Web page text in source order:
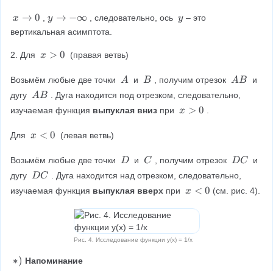
n
ft
y
a
r
o
-
i
n
y
a
r
o
0
x
\
g
t
r
r
w
x → 0
y
\
g
t
r
w
\
i
n
y → −∞ , следовательно, ось \
y – это
вертикальная асимптота.
2. Для x
0
x > 0 (правая ветвь)
Возьмём любые две точки \
\
A и \
\
B
B , получим отрезок \
\
AB
и
дугу \
\
B
AB
. Дуга находится под отрезком, следовательно,
изучаемая функция выпуклая вниз при x
x > 0
Для x
0
x < 0 (левая ветвь)
Возьмём любые две точки \
\
D и \
\
C
C , получим отрезок \
\
C
DC
и
дугу \
\
DC
. Дуга находится над отрезком, следовательно,
изучаемая функция выпуклая вверх при x
x < 0 (см. рис. 4).
Рис. 4. Исследование функции y(x) = 1/x
*
∗) Напоминание